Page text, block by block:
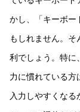
かし、「キーボー
もしれません。
利でしょう。特に
力に慣れている
入力しやすくな